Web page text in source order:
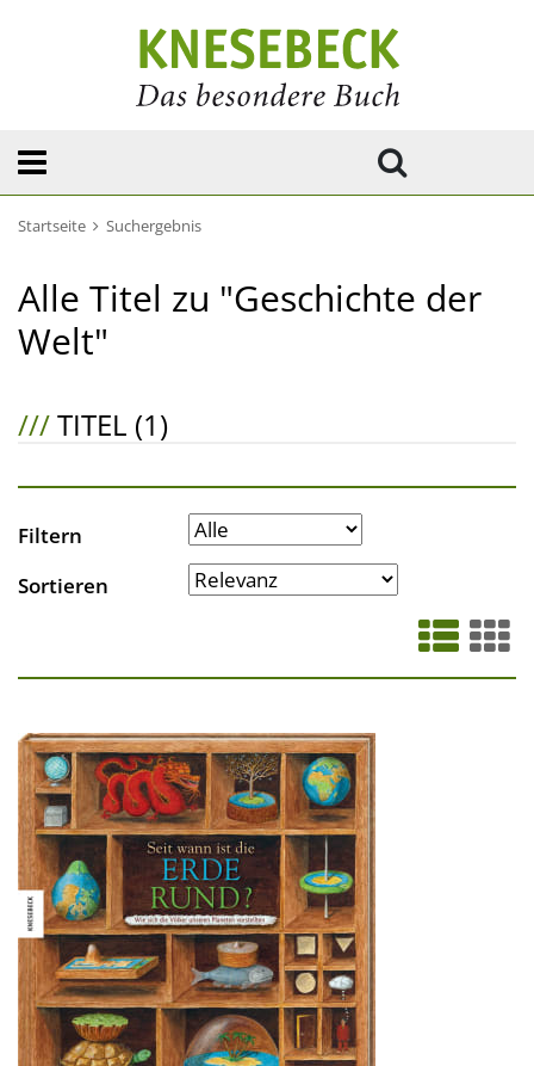
Startseite Suchergebnis
Alle Titel zu "Geschichte der
Welt"
///TITEL (1)
Filtern
Sortieren